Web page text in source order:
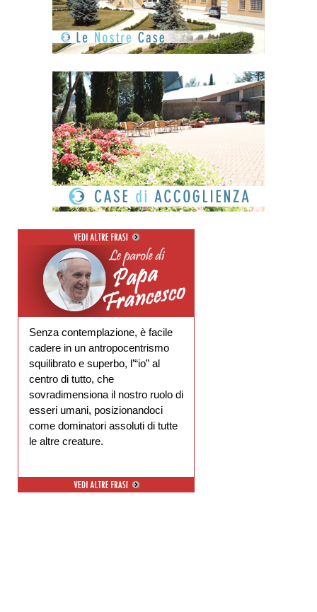
Senza contemplazione, è facile
cadere in un antropocentrismo
squilibrato e superbo, l’“io” al
centro di tutto, che
sovradimensiona il nostro ruolo di
esseri umani, posizionandoci
come dominatori assoluti di tutte
le altre creature.